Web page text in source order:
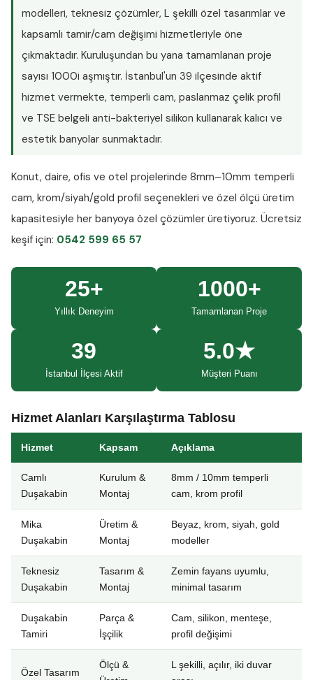
modelleri, teknesiz çözümler, L şekilli özel tasarımlar ve
kapsamlı tamir/cam değişimi hizmetleriyle öne
çıkmaktadır. Kuruluşundan bu yana tamamlanan proje
sayısı 1000i aşmıştır. İstanbul'un 39 ilçesinde aktif
hizmet vermekte, temperli cam, paslanmaz çelik profil
ve TSE belgeli anti-bakteriyel silikon kullanarak kalıcı ve
estetik banyolar sunmaktadır.
Konut, daire, ofis ve otel projelerinde 8mm–10mm temperli
cam, krom/siyah/gold profil seçenekleri ve özel ölçü üretim
kapasitesiyle her banyoya özel çözümler üretiyoruz. Ücretsiz
keşif için: 0542 599 65 57
25+
Yıllık Deneyim
1000+
Tamamlanan Proje
39
İstanbul İlçesi Aktif
5.0★
Müşteri Puanı
Hizmet Alanları Karşılaştırma Tablosu
Hizmet Kapsam Açıklama
Camlı
Duşakabin
Kurulum &
Montaj
8mm / 10mm temperli
cam, krom profil
Mika
Duşakabin
Üretim &
Montaj
Beyaz, krom, siyah, gold
modeller
Teknesiz
Duşakabin
Tasarım &
Montaj
Zemin fayans uyumlu,
minimal tasarım
Duşakabin
Tamiri
Parça &
İşçilik
Cam, silikon, menteşe,
profil değişimi
Özel Tasarım
Ölçü &
L şekilli, açılır, iki duvar